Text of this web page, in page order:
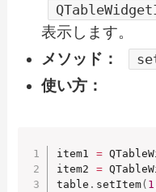
表示します。
メソッド：
使い方：
item1 =
item2 =
table . setItem( 1